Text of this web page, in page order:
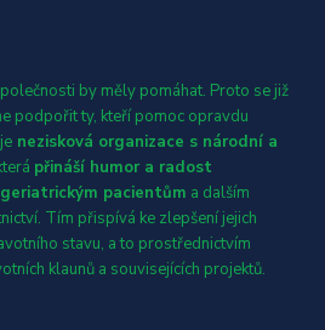
by měly pomáhat. Proto se již
podpořit ty, kteří pomoc opravdu
je nezisková organizace s národní a
přináší humor a radost
pacientům a dalším
Tím přispívá ke zlepšení jejich
stavu, a to prostřednictvím
klaunů a souvisejících projektů.